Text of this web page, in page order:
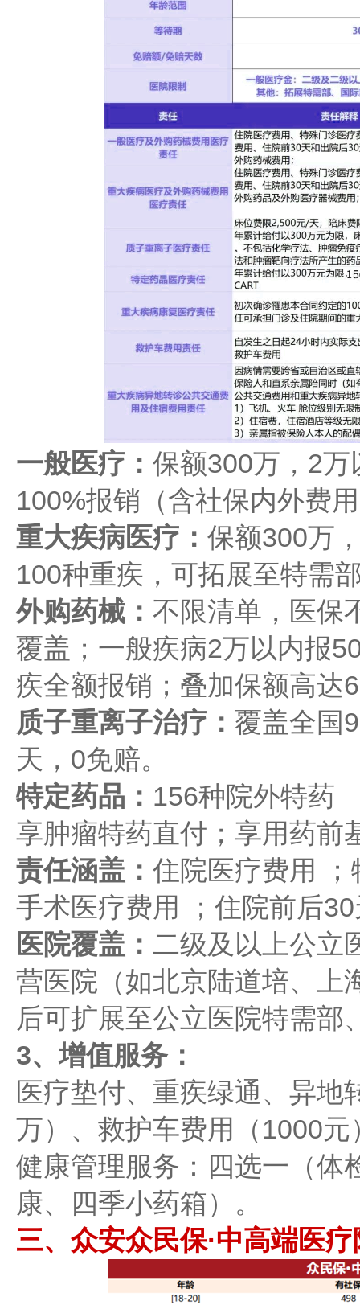
一般医疗： 保额300万，2
100%报销（含社保内外费
重大疾病医疗： 保额300万
100种重疾，可拓展至特需
外购药械： 不限清单，医保
覆盖；一般疾病2万以内报
疾全额报销；叠加保额高达
质子重离子治疗： 覆盖全国
天，0免赔。
特定药品： 156种院外特药
享肿瘤特药直付；享用药前
责任涵盖： 住院医疗费用
手术医疗费用 ；住院前后
医院覆盖： 二级及以上公立
营医院（如北京陆道培、上
后可扩展至公立医院特需部
3、增值服务：
医疗垫付、重疾绿通、异地
万）、救护车费用（1000元
健康管理服务：四选一（体
康、四季小药箱）。
三、众安众民保·中高端医